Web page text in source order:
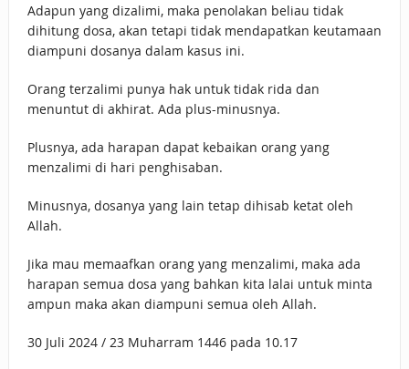
Adapun yang dizalimi, maka penolakan beliau tidak
dihitung dosa, akan tetapi tidak mendapatkan keutamaan
diampuni dosanya dalam kasus ini.
Orang terzalimi punya hak untuk tidak rida dan
menuntut di akhirat. Ada plus-minusnya.
Plusnya, ada harapan dapat kebaikan orang yang
menzalimi di hari penghisaban.
Minusnya, dosanya yang lain tetap dihisab ketat oleh
Allah.
Jika mau memaafkan orang yang menzalimi, maka ada
harapan semua dosa yang bahkan kita lalai untuk minta
ampun maka akan diampuni semua oleh Allah.
30 Juli 2024 / 23 Muharram 1446 pada 10.17